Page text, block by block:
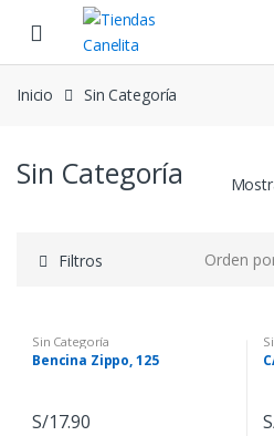
Skip to navigation
Skip to content
Inicio Sin Categoría
Sin Categoría
Filtros
Sin Categoría
Bencina Zippo, 125
S/17.90